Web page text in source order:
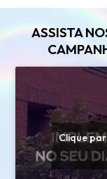
ASSISTA
Clique